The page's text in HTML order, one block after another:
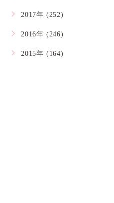
2017年 (252)
2016年 (246)
2015年 (164)